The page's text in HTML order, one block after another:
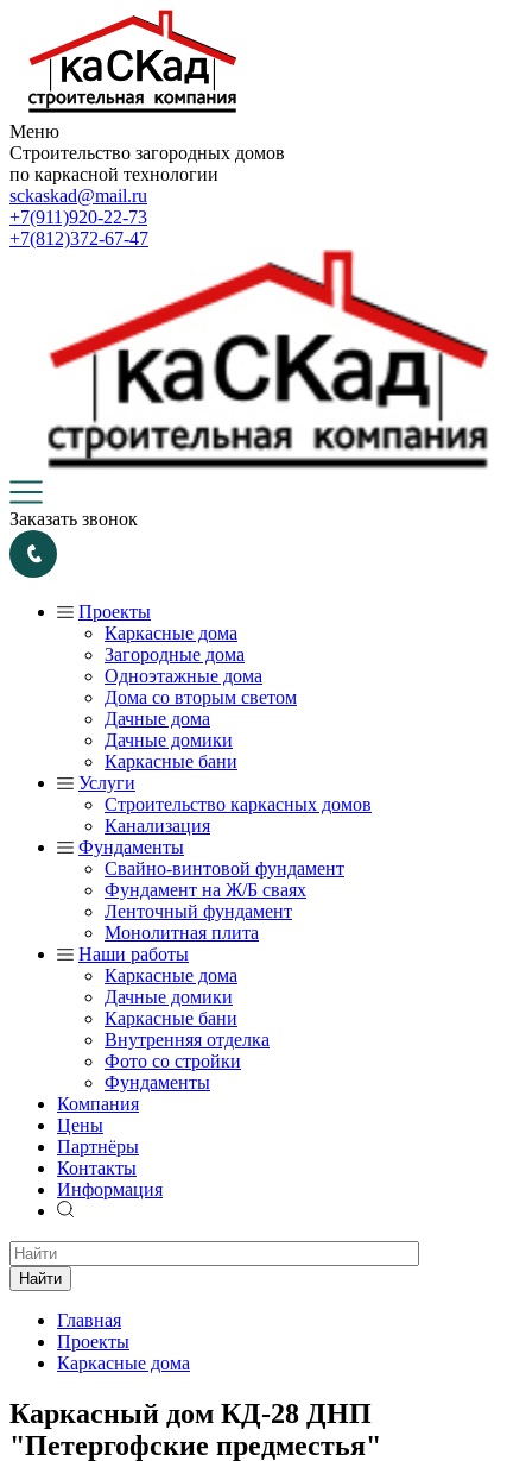
Меню
Строительство загородных домов
по каркасной технологии
sckaskad@mail.ru
+7(911)920-22-73
+7(812)372-67-47
Заказать звонок
Проекты
Каркасные дома
Загородные дома
Одноэтажные дома
Дома со вторым светом
Дачные дома
Дачные домики
Каркасные бани
Услуги
Строительство каркасных домов
Канализация
Фундаменты
Свайно-винтовой фундамент
Фундамент на Ж/Б сваях
Ленточный фундамент
Монолитная плита
Наши работы
Каркасные дома
Дачные домики
Каркасные бани
Внутренняя отделка
Фото со стройки
Фундаменты
Компания
Цены
Партнёры
Контакты
Информация
Найти
Главная
Проекты
Каркасные дома
Каркасный дом КД-28 ДНП
"Петергофские предместья"